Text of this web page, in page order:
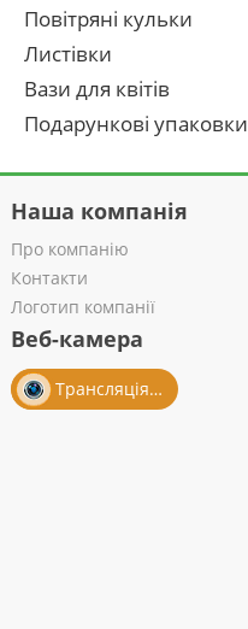
Повітряні кульки
Листівки
Вази для квітів
Подарункові упаковки
Наша компанія
Про компанію
Контакти
Логотип компанії
Веб-камера
Трансляція із салону